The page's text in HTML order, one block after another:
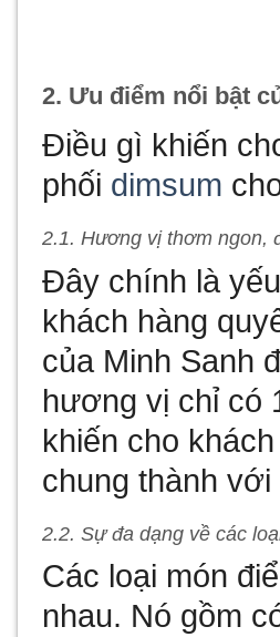
2. Ưu điểm nổi bật
Điều gì khiến
phối dimsum
2.1. Hương vị thơm ngon,
Đây chính là
khách hàng
của Minh Sanh
hương vị chỉ có
khiến cho
chung thành
2.2. Sự đa dạng về các
Các loại món
nhau. Nó gồm